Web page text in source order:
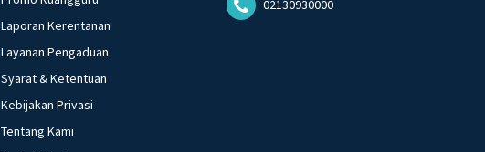
Laporan Kerentanan
Layanan Pengaduan
Syarat & Ketentuan
Kebijakan Privasi
Tentang Kami
02130930000